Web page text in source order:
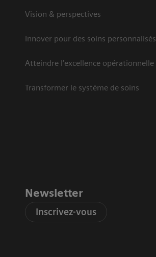
Vision & perspectives
Innover pour des soins personnalisés
Atteindre l’excellence opérationnelle
Transformer le système de soins
Newsletter
Inscrivez-vous